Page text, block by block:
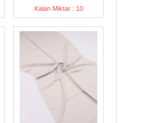
Kalan Miktar : 10